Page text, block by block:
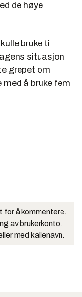
de høye
bruke ti
situasjon
grepet om
med å bruke fem
for å kommentere.
av brukerkonto.
med kallenavn.